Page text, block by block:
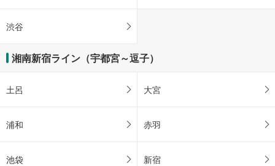
渋谷
湘南新宿ライン（宇都宮～逗子）
土呂 大宮
浦和 赤羽
池袋 新宿